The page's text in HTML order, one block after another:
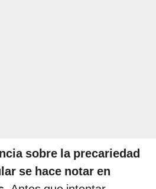
sobre la precariedad
se hace notar en